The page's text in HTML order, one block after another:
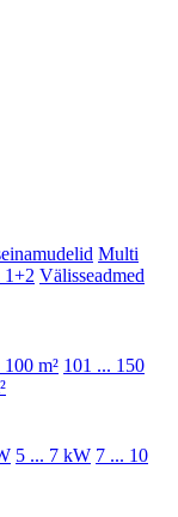
Multi
1+2 Välisseadmed
100 m² 101 ... 150
5 ... 7 kW 7 ... 10